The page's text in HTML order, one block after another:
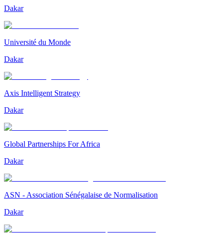
Dakar
Université du Monde
Dakar
Axis Intelligent Strategy
Dakar
Global Partnerships For Africa
Dakar
ASN - Association Sénégalaise de Normalisation
Dakar